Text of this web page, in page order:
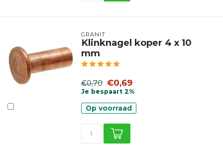
GRANIT
Klinknagel koper 4 x 10
mm
€0,70 €0,69
Je bespaart 2%
Op voorraad